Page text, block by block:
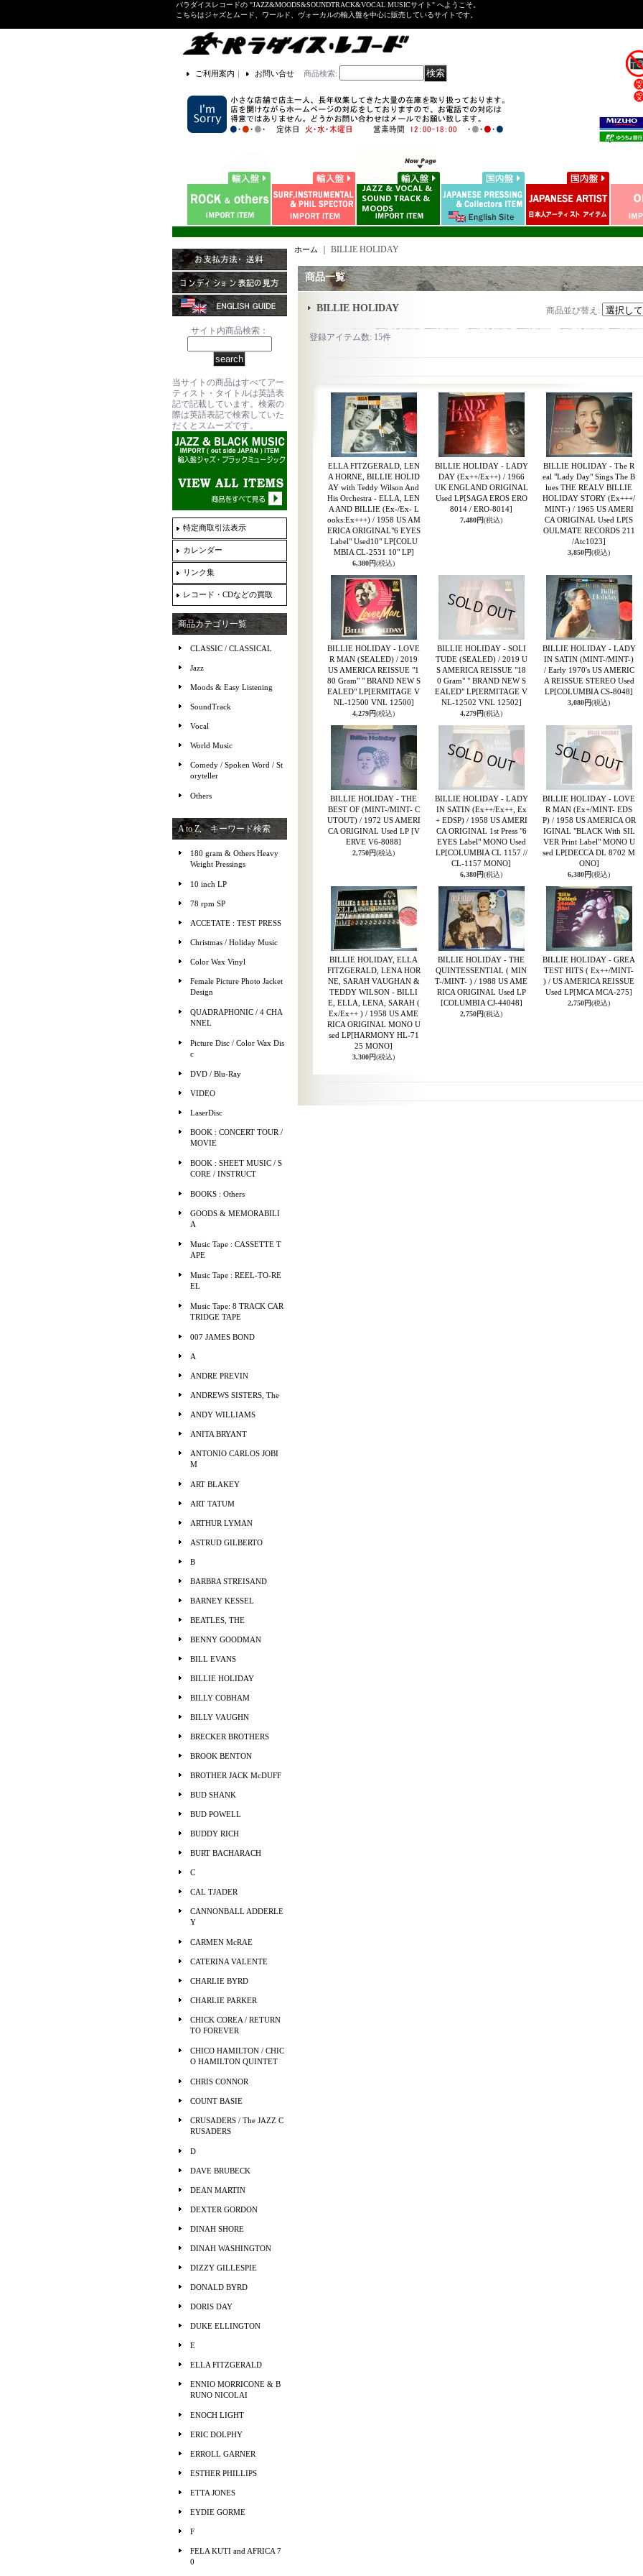
パラダイスレコードの "JAZZ&MOODS&SOUNDTRACK&VOCAL MUSICサイト" へようこそ。
こちらはジャズとムード、ワールド、ヴォーカルの輸入盤を中心に販売しているサイトです。
ご利用案内 ｜ お問い合せ 商品検索:
サイト内商品検索：
当サイトの商品はすべてアー
ティスト・タイトルは英語表
記で記載しています。検索の
際は英語表記で検索していた
だくとスムーズです。
特定商取引法表示
カレンダー
リンク集
レコード・CDなどの買取
商品カテゴリ一覧
CLASSIC / CLASSICAL
Jazz
Moods & Easy Listening
SoundTrack
Vocal
World Music
Comedy / Spoken Word / St
oryteller
Others
A to Z, キーワード検索
180 gram & Others Heavy
Weight Pressings
10 inch LP
78 rpm SP
ACCETATE : TEST PRESS
Christmas / Holiday Music
Color Wax Vinyl
Female Picture Photo Jacket
Design
QUADRAPHONIC / 4 CHA
NNEL
Picture Disc / Color Wax Dis
c
DVD / Blu-Ray
VIDEO
LaserDisc
BOOK : CONCERT TOUR /
MOVIE
BOOK : SHEET MUSIC / S
CORE / INSTRUCT
BOOKS : Others
GOODS & MEMORABILI
A
Music Tape : CASSETTE T
APE
Music Tape : REEL-TO-RE
EL
Music Tape: 8 TRACK CAR
TRIDGE TAPE
007 JAMES BOND
A
ANDRE PREVIN
ANDREWS SISTERS, The
ANDY WILLIAMS
ANITA BRYANT
ANTONIO CARLOS JOBI
M
ART BLAKEY
ART TATUM
ARTHUR LYMAN
ASTRUD GILBERTO
B
BARBRA STREISAND
BARNEY KESSEL
BEATLES, THE
BENNY GOODMAN
BILL EVANS
BILLIE HOLIDAY
BILLY COBHAM
BILLY VAUGHN
BRECKER BROTHERS
BROOK BENTON
BROTHER JACK McDUFF
BUD SHANK
BUD POWELL
BUDDY RICH
BURT BACHARACH
C
CAL TJADER
CANNONBALL ADDERLE
Y
CARMEN McRAE
CATERINA VALENTE
CHARLIE BYRD
CHARLIE PARKER
CHICK COREA / RETURN
TO FOREVER
CHICO HAMILTON / CHIC
O HAMILTON QUINTET
CHRIS CONNOR
COUNT BASIE
CRUSADERS / The JAZZ C
RUSADERS
D
DAVE BRUBECK
DEAN MARTIN
DEXTER GORDON
DINAH SHORE
DINAH WASHINGTON
DIZZY GILLESPIE
DONALD BYRD
DORIS DAY
DUKE ELLINGTON
E
ELLA FITZGERALD
ENNIO MORRICONE & B
RUNO NICOLAI
ENOCH LIGHT
ERIC DOLPHY
ERROLL GARNER
ESTHER PHILLIPS
ETTA JONES
EYDIE GORME
F
FELA KUTI and AFRICA 7
0
ホーム BILLIE HOLIDAY
商品一覧
BILLIE HOLIDAY 商品並び替え :
登録アイテム数:15件
ELLA FITZGERALD, LEN
A HORNE, BILLIE HOLID
AY with Teddy Wilson And
His Orchestra - ELLA, LEN
A AND BILLIE (Ex-/Ex- L
ooks:Ex+++) / 1958 US AM
ERICA ORIGINAL"6 EYES
Label" Used10" LP[COLU
MBIA CL-2531 10" LP]
6,380円(税込)
BILLIE HOLIDAY - LADY
DAY (Ex++/Ex++) / 1966
UK ENGLAND ORIGINAL
Used LP[SAGA EROS ERO
8014 / ERO-8014]
7,480円(税込)
BILLIE HOLIDAY - The R
eal "Lady Day" Sings The B
lues THE REALV BILLIE
HOLIDAY STORY (Ex+++/
MINT-) / 1965 US AMERI
CA ORIGINAL Used LP[S
OULMATE RECORDS 211
/Atc1023]
3,850円(税込)
BILLIE HOLIDAY - LOVE
R MAN (SEALED) / 2019
US AMERICA REISSUE "1
80 Gram" " BRAND NEW S
EALED" LP[ERMITAGE V
NL-12500 VNL 12500]
4,279円(税込)
BILLIE HOLIDAY - SOLI
TUDE (SEALED) / 2019 U
S AMERICA REISSUE "18
0 Gram" " BRAND NEW S
EALED" LP[ERMITAGE V
NL-12502 VNL 12502]
4,279円(税込)
BILLIE HOLIDAY - LADY
IN SATIN (MINT-/MINT-)
/ Early 1970's US AMERIC
A REISSUE STEREO Used
LP[COLUMBIA CS-8048]
3,080円(税込)
BILLIE HOLIDAY - THE
BEST OF (MINT-/MINT- C
UTOUT) / 1972 US AMERI
CA ORIGINAL Used LP [V
ERVE V6-8088]
2,750円(税込)
BILLIE HOLIDAY - LADY
IN SATIN (Ex++/Ex++, Ex
+ EDSP) / 1958 US AMERI
CA ORIGINAL 1st Press "6
EYES Label" MONO Used
LP[COLUMBIA CL 1157 //
CL-1157 MONO]
6,380円(税込)
BILLIE HOLIDAY - LOVE
R MAN (Ex+/MINT- EDS
P) / 1958 US AMERICA OR
IGINAL "BLACK With SIL
VER Print Label" MONO U
sed LP[DECCA DL 8702 M
ONO]
6,380円(税込)
BILLIE HOLIDAY, ELLA
FITZGERALD, LENA HOR
NE, SARAH VAUGHAN &
TEDDY WILSON - BILLI
E, ELLA, LENA, SARAH (
Ex/Ex++ ) / 1958 US AME
RICA ORIGINAL MONO U
sed LP[HARMONY HL-71
25 MONO]
3,300円(税込)
BILLIE HOLIDAY - THE
QUINTESSENTIAL ( MIN
T-/MINT- ) / 1988 US AME
RICA ORIGINAL Used LP
[COLUMBIA CJ-44048]
2,750円(税込)
BILLIE HOLIDAY - GREA
TEST HITS ( Ex++/MINT-
) / US AMERICA REISSUE
Used LP[MCA MCA-275]
2,750円(税込)